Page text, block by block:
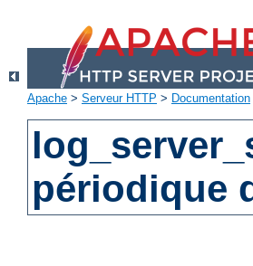
Apache > Serveur HTTP > Documentation
périodique